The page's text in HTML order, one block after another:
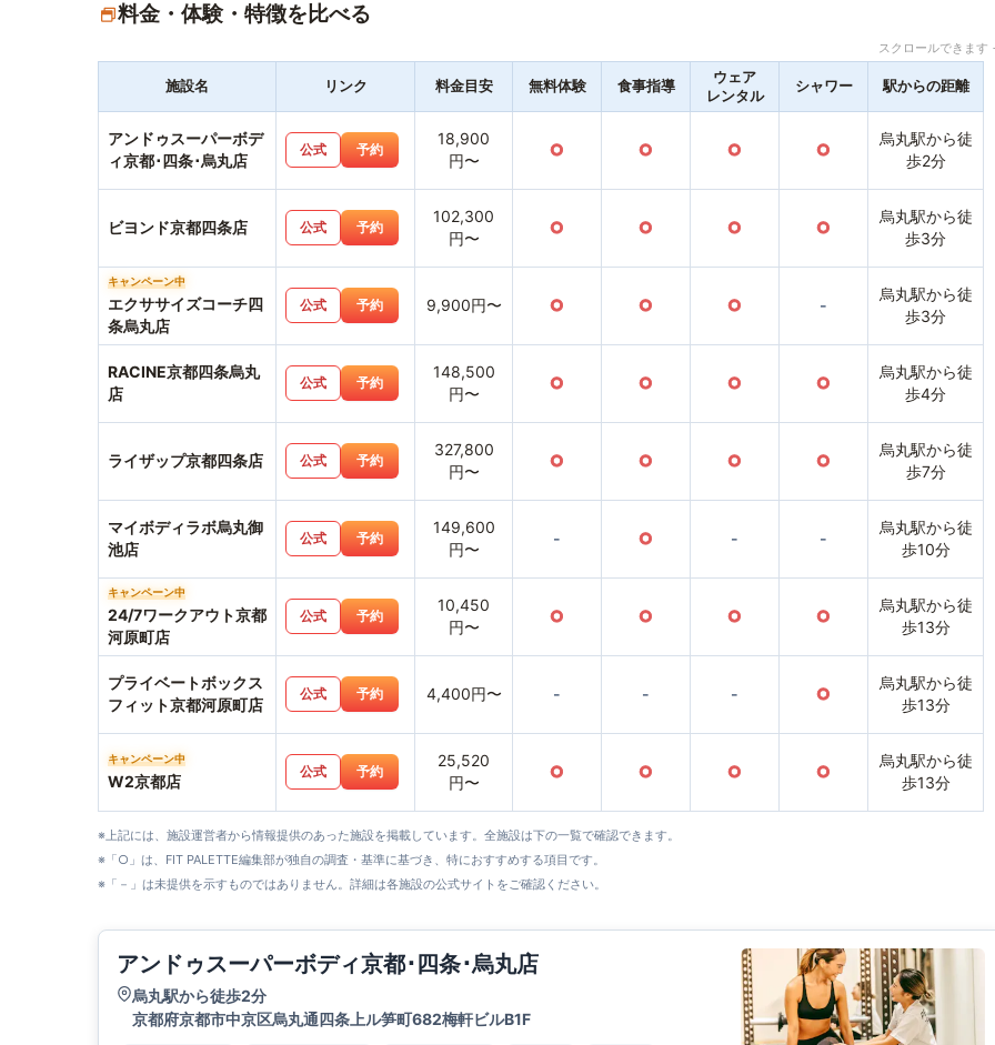
料金・体験・特徴を比べる
スクロールできま
施設名 リンク 料金目安 無料体験 食事指導
ウェア
レンタル
シャワー 駅からの距離
アンドゥスーパーボデ
ィ京都･四条･烏丸店
公式 予約
18,900
円〜
○ ○ ○ ○
烏丸駅から徒
歩2分
ビヨンド京都四条店 公式 予約
102,300
円〜
○ ○ ○ ○
烏丸駅から徒
歩3分
キャンペーン中
エクササイズコーチ四
条烏丸店
公式 予約 9,900円〜 ○ ○ ○ -
烏丸駅から徒
歩3分
RACINE京都四条烏丸
店
公式 予約
148,500
円〜
○ ○ ○ ○
烏丸駅から徒
歩4分
ライザップ京都四条店 公式 予約
327,800
円〜
○ ○ ○ ○
烏丸駅から徒
歩7分
マイボディラボ烏丸御
池店
公式 予約
149,600
円〜
- ○ - -
烏丸駅から徒
歩10分
キャンペーン中
24/7ワークアウト京都
河原町店
公式 予約
10,450
円〜
○ ○ ○ ○
烏丸駅から徒
歩13分
プライベートボックス
フィット京都河原町店
公式 予約 4,400円〜 - - - ○
烏丸駅から徒
歩13分
キャンペーン中
W2京都店
公式 予約
25,520
円〜
○ ○ ○ ○
烏丸駅から徒
歩13分
※上記には、施設運営者から情報提供のあった施設を掲載しています。全施設は下の一覧で確認できます。
※「○」は、FIT PALETTE編集部が独自の調査・基準に基づき、特におすすめする項目です。
※「－」は未提供を示すものではありません。詳細は各施設の公式サイトをご確認ください。
アンドゥスーパーボディ京都･四条･烏丸店
烏丸駅から徒歩2分
京都府京都市中京区烏丸通四条上ル笋町682梅軒ビルB1F